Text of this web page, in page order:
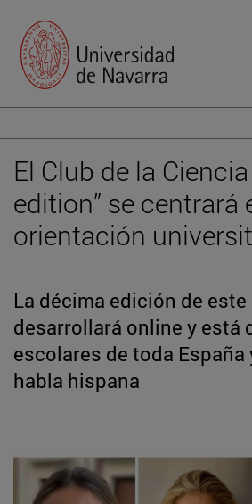
El Club de la
edition” se centrará
orientación
La décima edición de
desarrollará online y está
escolares de toda España
habla hispana